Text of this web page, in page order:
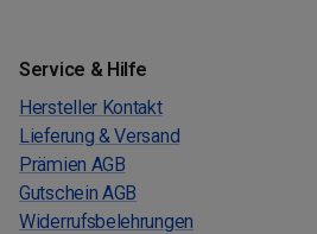
Service & Hilfe
Hersteller Kontakt
Lieferung & Versand
Prämien AGB
Gutschein AGB
Widerrufsbelehrungen